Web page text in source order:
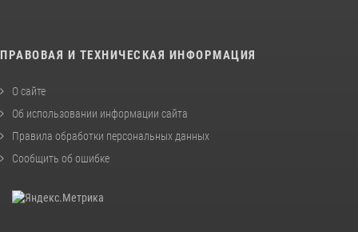
ПРАВОВАЯ И ТЕХНИЧЕСКАЯ ИНФОРМАЦИЯ
О сайте
Об использовании информации сайта
Правила обработки персональных данных
Сообщить об ошибке